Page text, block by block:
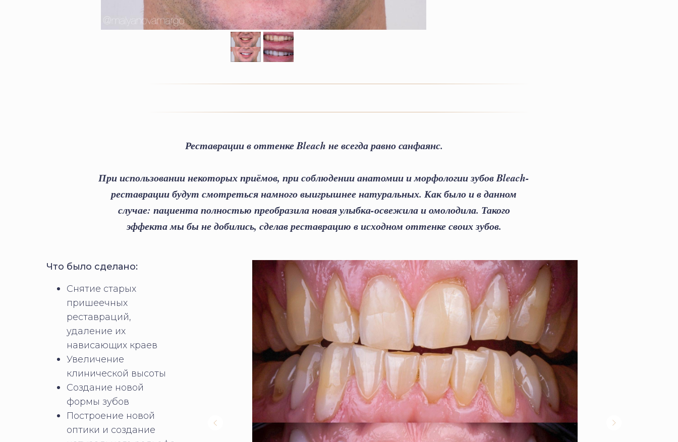
Реставрации в оттенке Bleach не всегда равно санфаянс.
При использовании некоторых приёмов, при соблюдении анатомии и морфологии зубов Bleach-
реставрации будут смотреться намного выигрышнее натуральных. Как было и в данном
случае: пациента полностью преобразила новая улыбка-освежила и омолодила. Такого
эффекта мы бы не добились, сделав реставрацию в исходном оттенке своих зубов.
Что было сделано:
Снятие старых
пришеечных
реставраций,
удаление их
нависающих краев
Увеличение
клинической высоты
Создание новой
формы зубов
Построение новой
оптики и создание